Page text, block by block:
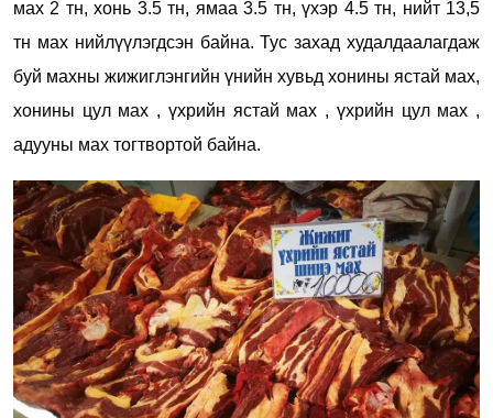
мах 2 тн, хонь 3.5 тн, ямаа 3.5 тн, үхэр 4.5 тн, нийт 13,5
тн мах нийлүүлэгдсэн байна. Тус захад худалдаалагдаж
буй махны жижиглэнгийн үнийн хувьд хонины ястай мах,
хонины цул мах , үхрийн ястай мах , үхрийн цул мах ,
адууны мах тогтвортой байна.